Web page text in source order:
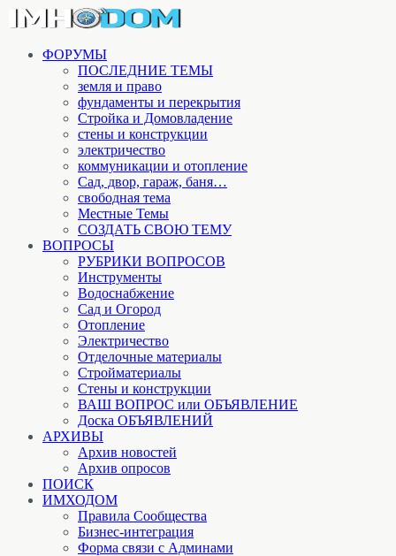
ФОРУМЫ
ПОСЛЕДНИЕ ТЕМЫ
земля и право
фундаменты и перекрытия
Стройка и Домовладение
стены и конструкции
электричество
коммуникации и отопление
Cад, двор, гараж, баня…
свободная тема
Местные Темы
СОЗДАТЬ СВОЮ ТЕМУ
ВОПРОСЫ
РУБРИКИ ВОПРОСОВ
Инструменты
Водоснабжение
Сад и Огород
Отопление
Электричество
Отделочные материалы
Стройматериалы
Стены и конструкции
ВАШ ВОПРОС или ОБЪЯВЛЕНИЕ
Доска ОБЪЯВЛЕНИЙ
АРХИВЫ
Архив новостей
Архив опросов
ПОИСК
ИМХОДОМ
Правила Сообщества
Бизнес-интеграция
Форма связи с Админами